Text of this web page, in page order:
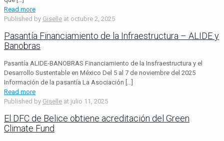
Read more
Published by Giselle at octubre 2, 2025
Pasantía Financiamiento de la Infraestructura – ALIDE y
Banobras
Pasantía ALIDE-BANOBRAS Financiamiento de la Insfraestructura y el
Desarrollo Sustentable en México Del 5 al 7 de noviembre del 2025
Información de la pasantía La Asociación […]
Read more
Published by Giselle at julio 11, 2025
El DFC de Belice obtiene acreditación del Green
Climate Fund